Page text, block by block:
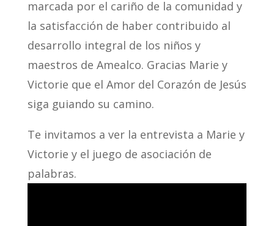
marcada por el cariño de la comunidad y
la satisfacción de haber contribuido al
desarrollo integral de los niños y
maestros de Amealco. Gracias Marie y
Victorie que el Amor del Corazón de Jesús
siga guiando su camino.
Te invitamos a ver la entrevista a Marie y
Victorie y el juego de asociación de
palabras.